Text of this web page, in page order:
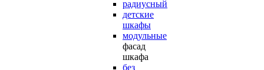
радиусный
детские
шкафы
модульные
фасад
шкафа
без